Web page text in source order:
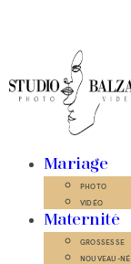
Mariage
PHOTO
VIDÉO
Maternité
GROSSESSE
NOUVEAU-NÉ